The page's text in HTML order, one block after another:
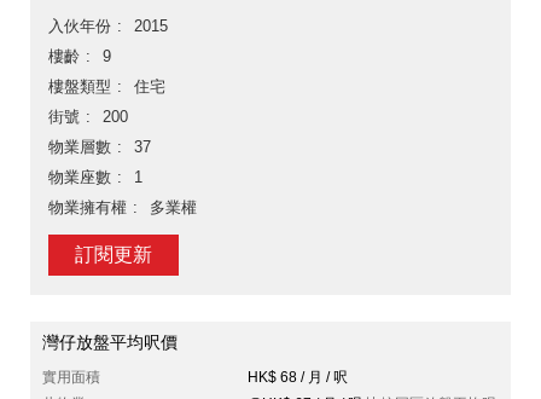
入伙年份
2015
樓齡
9
樓盤類型
住宅
街號
200
物業層數
37
物業座數
1
物業擁有權
多業權
訂閱更新
灣仔放盤平均呎價
實用面積
HK$ 68 / 月 / 呎